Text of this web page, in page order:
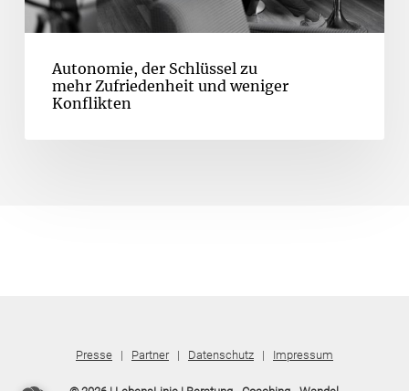
Autonomie, der Schlüssel zu
mehr Zufriedenheit und weniger
Konflikten
Presse| Partner| Datenschutz| Impressum